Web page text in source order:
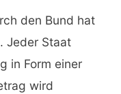
den Bund hat
Jeder Staat
in Form einer
wird